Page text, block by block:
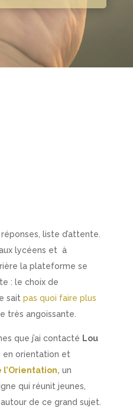
liste d’attente.
lycéens et à
la plateforme se
: le choix de
sait pas quoi faire plus
très angoissante.
que j’ai contacté Lou
en orientation et
l’Orientation, un
qui réunit jeunes,
de ce grand sujet.